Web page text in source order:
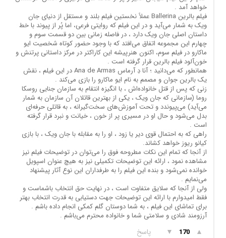
خواهد آمد .
فیلم بالرین Ballerina عملاً نخستین فیلم بلند و مستقل از دنیای جان
ویک به شمار می‌آید و در این فیلم که روایتی فرعی، اما پُر از پیوند با خط
داستان اصلی جان ویک دارد ، در فاصله زمانی بین دو قسمت سوم و
چهارم این مجموعه اتفاق می‌افتد که با وجود حضور کوتاه شخصیت ایو
ماکارو در فیلم سوم، اکنون هنرپیشه این کاراکتر در مرکز داستانی پرتنش و
خون‌آلود فیلم بالرین قرار گرفته است .
همانطور که می‌دانید ؛ آنا دِ آرماس Ana de Armas در این فیلم ، نقش
یک بالرین جوان و مصمم به نام ایو ماکارو را بازی می‌کند .
زنی که پس از قتل خانواده‌اش ، با انگیزه انتقام به سازمان جنایی روسکا
روما (سازمانی که جان ویک ، یکی از بهترین قاتلان آن سازمان به شمار
می‌آید) می‌پیوندد و تحت آموزش‌های سخت‌گیرانه ، به قاتلی حرفه‌ای
بدل می‌شود و حال او در مسیری پر از خون ، خیانت و نبرد قرار گرفته
است .
راهی که به احتمال قوی دیر یا زود ، او را به مقابله با جان ویک ، با بازی
کیانو ریوز خواهد کشاند.
از آنجا که تمام این نکات مطروحه فوق را می‌توان در توضیحات فیلم نیز
مشاهده نمود ، ارائه این توضیحات تکمیلی نیز به هیچ عنوان اسپویل
خوانده نمی‌شود و بنده این فیلم را به طرفداران این نوع آثار پیشنهاد
می‌نمایم .
ولی از آنجا که سلایق متفاوت است ، در نهایت حق انتخاب باشماست و
فقط امیدوارم با ارائه این توضیحات جهت دستیابی به قدرت انتخاب بهتر
برای تماشای این فیلم ، به شما دوستان گلم کمکی انجام داده باشم .
آرزومند شادی و سلامتی شما و خانواده محترم می‌باشم .
▲
170
▼ پاسخ